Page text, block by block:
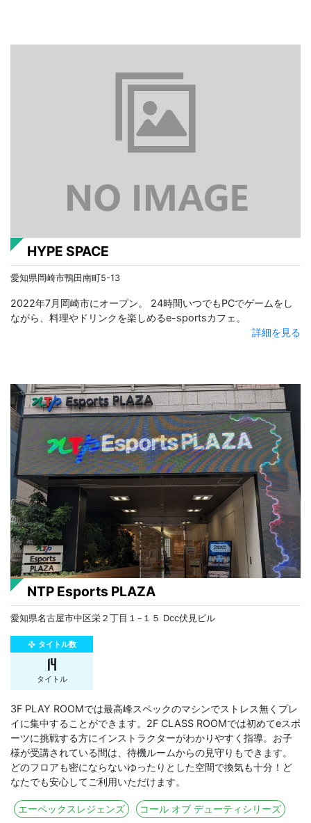
HYPE SPACE
愛知県岡崎市鴨田南町5-13
2022年7月岡崎市にオープン。 24時間いつでもPCでゲームをし
ながら、料理やドリンクを楽しめるe-sportsカフェ。
詳細を見る
NTP Esports PLAZA
愛知県名古屋市中区栄２丁目１−１５ Dcc伏見ビル
gamepad タイトル数
14
タイトル
3F PLAY ROOMでは最高峰スペックのマシンでストレス無くプレ
イに集中することができます。2F CLASS ROOMでは初めてeスポ
ーツに挑戦する方にインストラクターがわかりやすく指導。お子
様が受講されている間は、待機ルームからの見守りもできます。
どのフロアも密にならないゆったりとした空間で換気も十分！ど
なたでも安心してご利用いただけます。
エーペックスレジェンズ コール オブ デューティシリーズ